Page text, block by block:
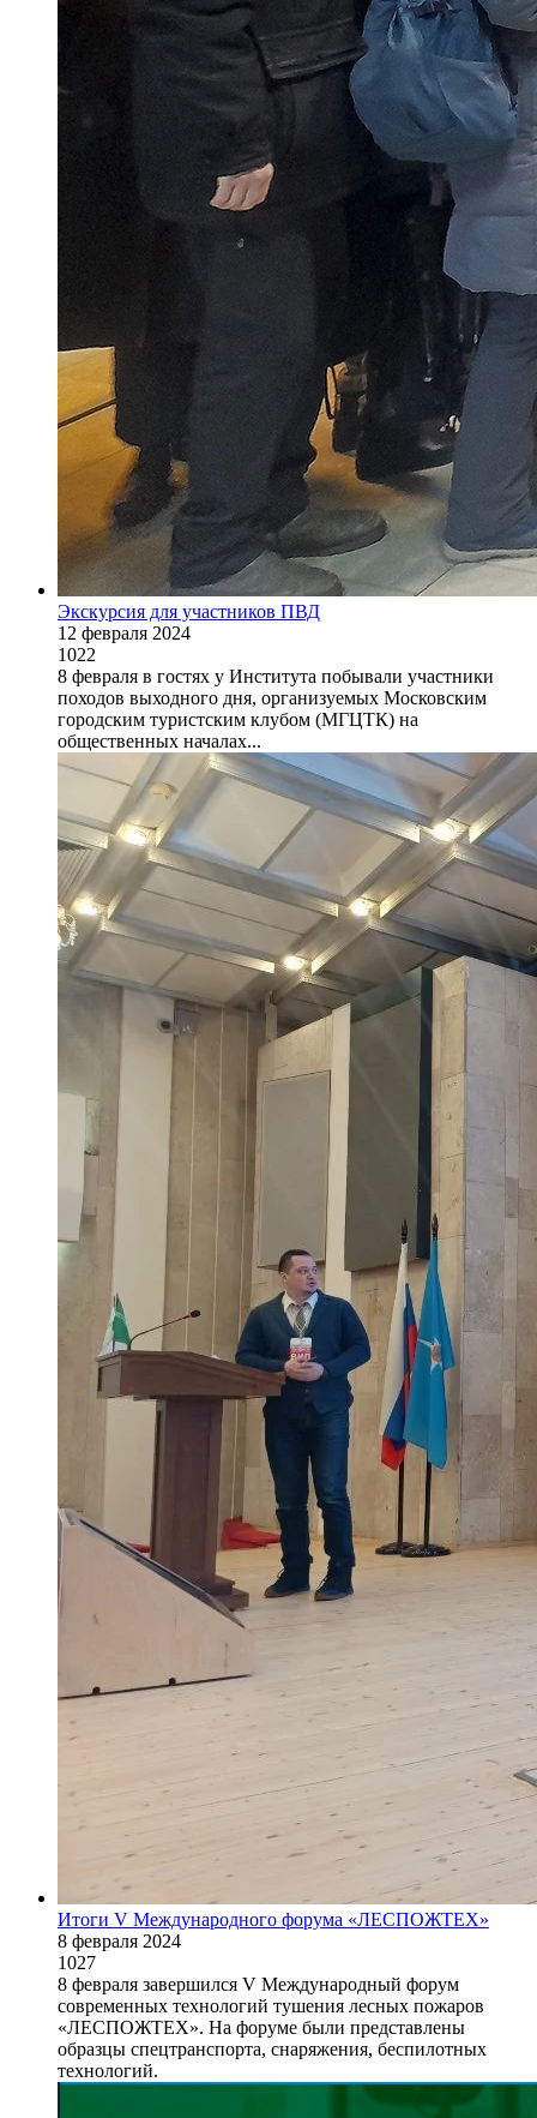
Экскурсия для участников ПВД
12 февраля 2024
1022
8 февраля в гостях у Института побывали участники
походов выходного дня, организуемых Московским
городским туристским клубом (МГЦТК) на
общественных началах...
Итоги V Международного форума «ЛЕСПОЖТЕХ»
8 февраля 2024
1027
8 февраля завершился V Международный форум
современных технологий тушения лесных пожаров
«ЛЕСПОЖТЕХ». На форуме были представлены
образцы спецтранспорта, снаряжения, беспилотных
технологий.